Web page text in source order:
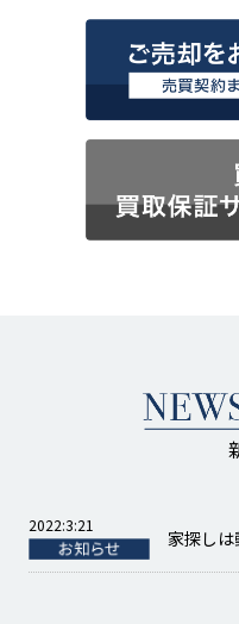
2022:3:21
家探しは